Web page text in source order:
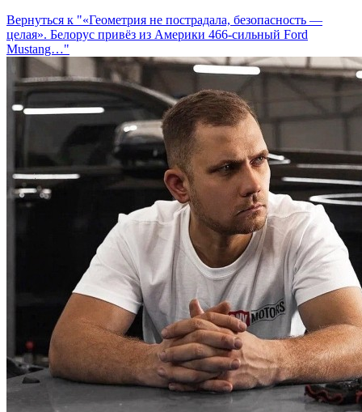
Вернуться к "«Геометрия не пострадала, безопасность —
целая». Белорус привёз из Америки 466-сильный Ford
Mustang…"